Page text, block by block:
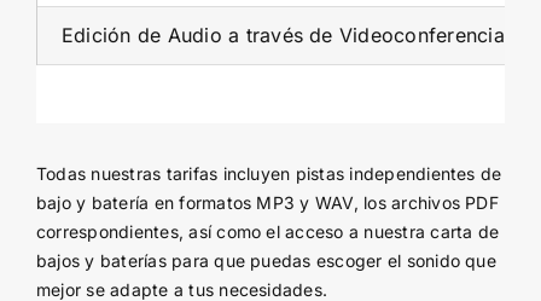
Edición de Audio a través de Videoconferencia
Todas nuestras tarifas incluyen pistas independientes de
bajo y batería en formatos MP3 y WAV, los archivos PDF
correspondientes, así como el acceso a nuestra carta de
bajos y baterías para que puedas escoger el sonido que
mejor se adapte a tus necesidades.